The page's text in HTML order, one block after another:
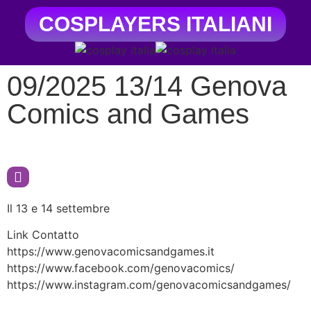
COSPLAYERS ITALIANI
09/2025 13/14 Genova
Comics and Games
Il 13 e 14 settembre
Link Contatto
https://www.genovacomicsandgames.it
https://www.facebook.com/genovacomics/
https://www.instagram.com/genovacomicsandgames/